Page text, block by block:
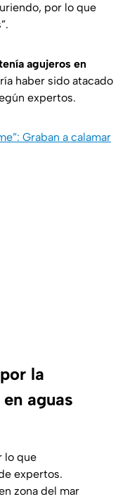
por lo que
agujeros en
haber sido atacado
expertos.
Graban a calamar
la
aguas
lo que
expertos.
zona del mar